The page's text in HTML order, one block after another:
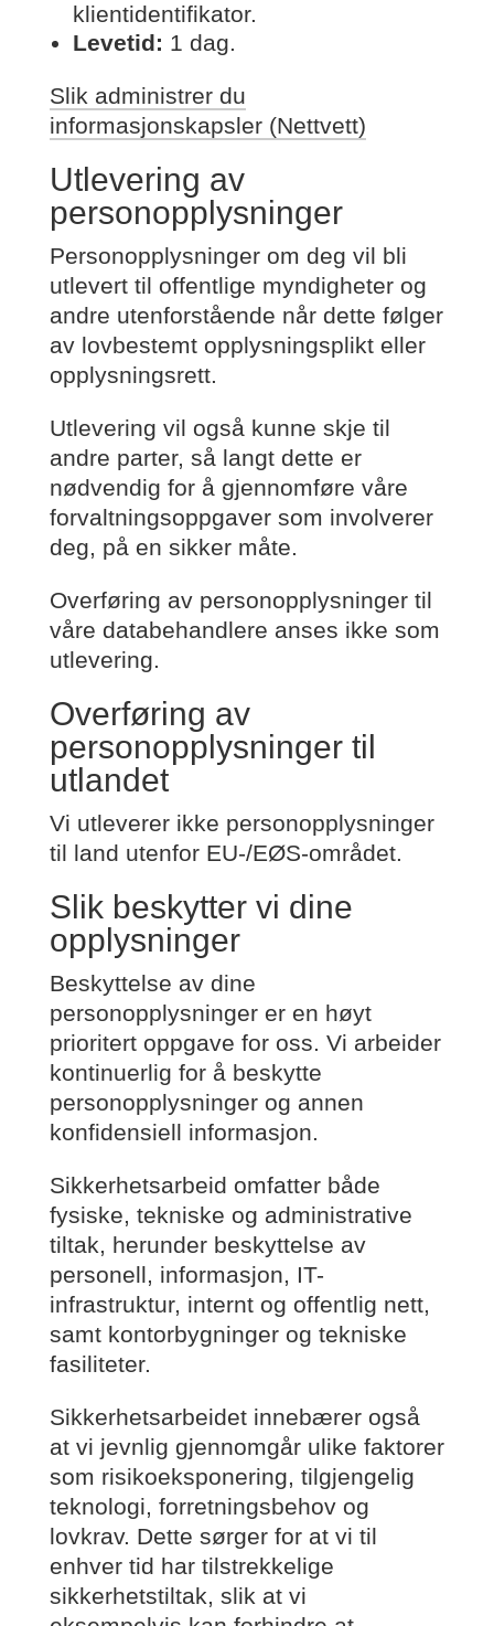
klientidentifikator.
Levetid: 1 dag.
Slik administrer du
informasjonskapsler (Nettvett)
Utlevering av
personopplysninger
Personopplysninger om deg vil bli
utlevert til offentlige myndigheter og
andre utenforstående når dette følger
av lovbestemt opplysningsplikt eller
opplysningsrett.
Utlevering vil også kunne skje til
andre parter, så langt dette er
nødvendig for å gjennomføre våre
forvaltningsoppgaver som involverer
deg, på en sikker måte.
Overføring av personopplysninger til
våre databehandlere anses ikke som
utlevering.
Overføring av
personopplysninger til
utlandet
Vi utleverer ikke personopplysninger
til land utenfor EU-/EØS-området.
Slik beskytter vi dine
opplysninger
Beskyttelse av dine
personopplysninger er en høyt
prioritert oppgave for oss. Vi arbeider
kontinuerlig for å beskytte
personopplysninger og annen
konfidensiell informasjon.
Sikkerhetsarbeid omfatter både
fysiske, tekniske og administrative
tiltak, herunder beskyttelse av
personell, informasjon, IT-
infrastruktur, internt og offentlig nett,
samt kontorbygninger og tekniske
fasiliteter.
Sikkerhetsarbeidet innebærer også
at vi jevnlig gjennomgår ulike faktorer
som risikoeksponering, tilgjengelig
teknologi, forretningsbehov og
lovkrav. Dette sørger for at vi til
enhver tid har tilstrekkelige
sikkerhetstiltak, slik at vi